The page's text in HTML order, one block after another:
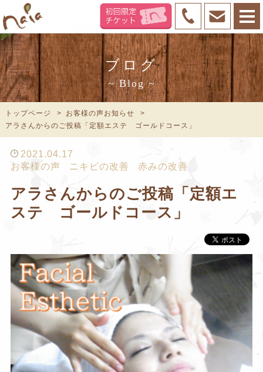
ブログ
~ Blog ~
トップページ
お客様の声お知らせ
アラさんからのご投稿「定額エステ ゴールドコース」
2021.04.17
お客様の声
ニキビの改善 赤みの改善
アラさんからのご投稿「定額エ
ステ ゴールドコース」